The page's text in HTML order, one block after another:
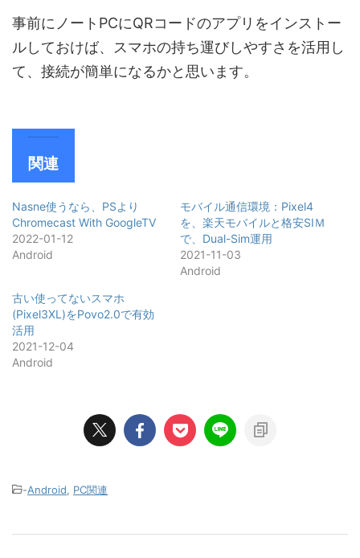
事前にノートPCにQRコードのアプリをインストー
ルしておけば、スマホの持ち運びしやすさを活用し
て、接続が簡単になるかと思います。
関連
Nasne使うなら、PSより
Chromecast With GoogleTV
2022-01-12
Android
モバイル通信環境：Pixel4
を、楽天モバイルと格安SIＭ
で、Dual-Sim運用
2021-11-03
Android
古い使ってないスマホ
(Pixel3XL)をPovo2.0で有効
活用
2021-12-04
Android
-Android, PC関連